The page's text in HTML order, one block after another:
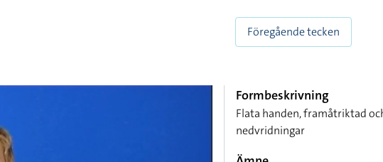
Föregående tecken
Formbeskrivning
Flata handen, framåtriktad
nedvridningar